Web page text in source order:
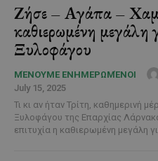
Ζήσε – Αγάπα –
καθιερωμένη μεγάλη
Ξυλοφάγου
ΜΈΝΟΥΜΕ ΕΝΗΜΕΡΩΜΈΝΟΙ
July 15, 2025
Τι κι αν ήταν Τρίτη, καθημερινή
Ξυλοφάγου της Επαρχίας
επιτυχία η καθιερωμένη μεγάλη